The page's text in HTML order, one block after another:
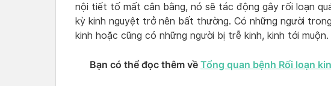
nội tiết tố mất cân bằng, nó sẽ tác động gây rối loạn
kỳ kinh nguyệt trở nên bất thường. Có những người
kinh hoặc cũng có những người bị trễ kinh, kinh tới muộn.
Bạn có thể đọc thêm về Tổng quan bệnh Rối loạn